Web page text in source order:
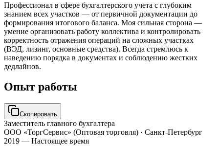
Профессионал в сфере бухгалтерского учета с глубоким
знанием всех участков — от первичной документации до
формирования итогового баланса. Моя сильная сторона —
умение организовать работу коллектива и контролировать
корректность отражения операций на сложных участках
(ВЭД, лизинг, основные средства). Всегда стремлюсь к
наведению порядка в документах и соблюдению жестких
дедлайнов.
Опыт работы
Скопировать
Заместитель главного бухгалтера
ООО «ТоргСервис» (Оптовая торговля) · Санкт-Петербург
2019 — Настоящее время